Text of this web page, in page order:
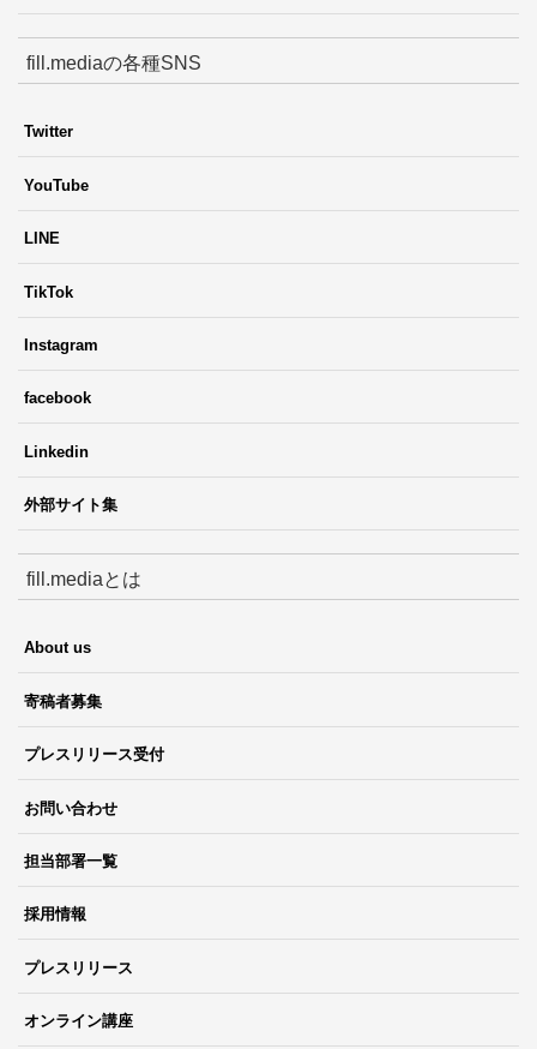
fill.mediaの各種SNS
Twitter
YouTube
LINE
TikTok
Instagram
facebook
Linkedin
外部サイト集
fill.mediaとは
About us
寄稿者募集
プレスリリース受付
お問い合わせ
担当部署一覧
採用情報
プレスリリース
オンライン講座